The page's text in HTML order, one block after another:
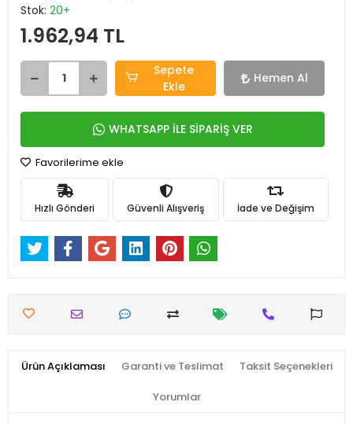
Stok: 20+
1.962,94 TL
Sepete
Ekle
Hemen Al
WHATSAPP İLE SİPARİŞ VER
Favorilerime ekle
Hızlı Gönderi Güvenli Alışveriş İade ve Değişim
Ürün Açıklaması Garanti ve Teslimat Taksit Seçenekleri
Yorumlar